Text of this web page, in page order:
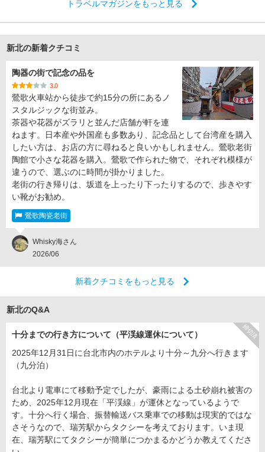
トラベルマガジンをもっと見る
新北の新着クチコミ
陶器の街で記念の品を
3.0
鶯歌火車站から徒歩で約15分の所にあるノ
スタルジックな街並み。
茶器や花器がズラリと並んだ店舗が軒を連
ねます。日本産や外国産も多数あり、記念品として台湾産を購入
したい方は、お店の方に尋ねると良いかもしれません。鶯歌老街
陶館で小さな花器を購入。鶯歌で作られた物で、それぞれ模様が
違うので、選ぶのに時間が掛かりました。
老街の行き帰りは、坂道を上ったり下ったりするので、歩きやす
い靴がお勧め。
鶯歌陶瓷老街
Whisky海さん
2026/06
新着クチコミをもっと見る
新北のQ&A
締切済
十分までの行き方について（平渓線運休について）
2025年12月31日に台北市内のホテルより十分～九分へ行きます
（九分泊）
台北より電車にて移動予定でしたが、豪雨による土砂崩れ被害の
ため、2025年12月現在「平渓線」が運休となっているようで
す。十分へ行く場合、振替輸送バス乗車での移動は現実的ではな
さそうなので、瑞芳駅からタクシーを考えております。いま現
在、瑞芳駅にてタクシーが簡単につかまるかどうか教えてくださ